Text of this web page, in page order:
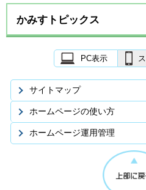
かみすトピックス
PC表示
サイトマップ
ホームページの使い方
ホームページ運用管理